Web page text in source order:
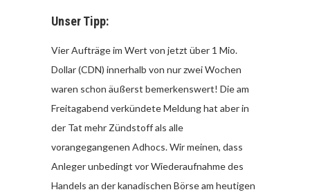
Unser Tipp:
Vier Aufträge im Wert von jetzt über 1 Mio.
Dollar (CDN) innerhalb von nur zwei Wochen
waren schon äußerst bemerkenswert! Die am
Freitagabend verkündete Meldung hat aber in
der Tat mehr Zündstoff als alle
vorangegangenen Adhocs. Wir meinen, dass
Anleger unbedingt vor Wiederaufnahme des
Handels an der kanadischen Börse am heutigen